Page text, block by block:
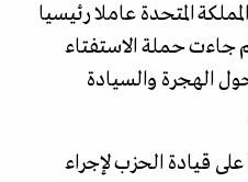
المتحدة عاملا رئيسيا
جاءت حملة الاستفتاء
الهجرة والسيادة
قيادة الحزب لإجراء